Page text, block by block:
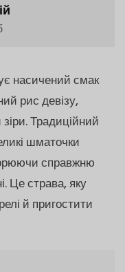
насичений смак
рис девізу,
Традиційний
шматочки
справжню
Це страва, яку
й пригостити